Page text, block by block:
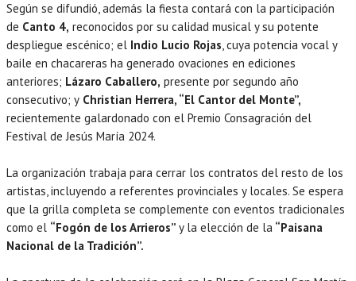
Según se difundió, además la fiesta contará con la participación
de Canto 4, reconocidos por su calidad musical y su potente
despliegue escénico; el Indio Lucio Rojas, cuya potencia vocal y
baile en chacareras ha generado ovaciones en ediciones
anteriores; Lázaro Caballero, presente por segundo año
consecutivo; y Christian Herrera, “El Cantor del Monte”,
recientemente galardonado con el Premio Consagración del
Festival de Jesús María 2024.
La organización trabaja para cerrar los contratos del resto de los
artistas, incluyendo a referentes provinciales y locales. Se espera
que la grilla completa se complemente con eventos tradicionales
como el “Fogón de los Arrieros” y la elección de la “Paisana
Nacional de la Tradición”.